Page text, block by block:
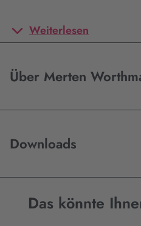
Weiterlesen
Über Merten
Downloads
Das könnte